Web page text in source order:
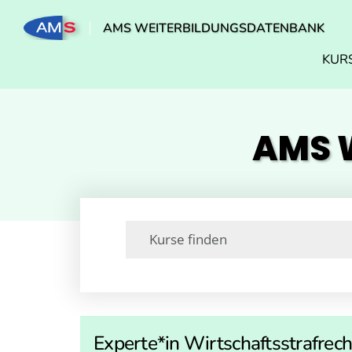
AMS WEITERBILDUNGSDATENBANK
AMS
Experte*in